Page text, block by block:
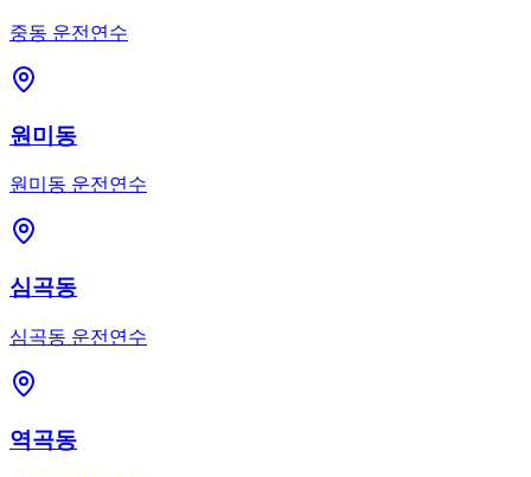
중동 운전연수
원미동
원미동 운전연수
심곡동
심곡동 운전연수
역곡동